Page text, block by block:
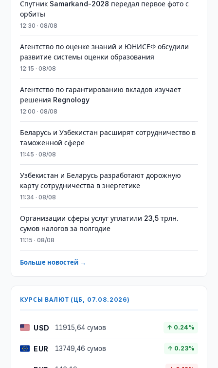
Спутник Samarkand-2028 передал первое фото с
орбиты
12:30 · 08/08
Агентство по оценке знаний и ЮНИСЕФ обсудили
развитие системы оценки образования
12:15 · 08/08
Агентство по гарантированию вкладов изучает
решения Regnology
12:00 · 08/08
Беларусь и Узбекистан расширят сотрудничество в
таможенной сфере
11:45 · 08/08
Узбекистан и Беларусь разработают дорожную
карту сотрудничества в энергетике
11:34 · 08/08
Организации сферы услуг уплатили 23,5 трлн.
сумов налогов за полгодие
11:15 · 08/08
Больше новостей →
КУРСЫ ВАЛЮТ (ЦБ, 07.08.2026)
USD 11915,64 сумов ↑ 0.24%
EUR 13749,46 сумов ↑ 0.23%